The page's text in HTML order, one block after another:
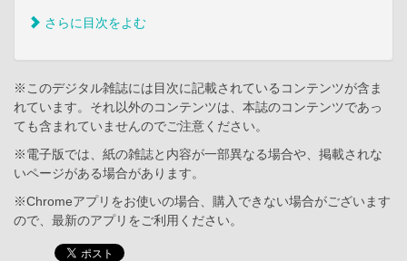
さらに目次をよむ
※このデジタル雑誌には目次に記載されているコンテンツが含ま
れています。それ以外のコンテンツは、本誌のコンテンツであっ
ても含まれていませんのでご注意ください。
※電子版では、紙の雑誌と内容が一部異なる場合や、掲載されな
いページがある場合があります。
※Chromeアプリをお使いの場合、購入できない場合がございます
ので、最新のアプリをご利用ください。